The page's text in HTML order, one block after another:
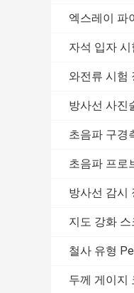
엑스레이 파
자석 입자 시
와전류 시험
방사선 사진
초음파 구경
초음파 프로
방사선 감시
지도 강화 스
철사 유형
두께 게이지